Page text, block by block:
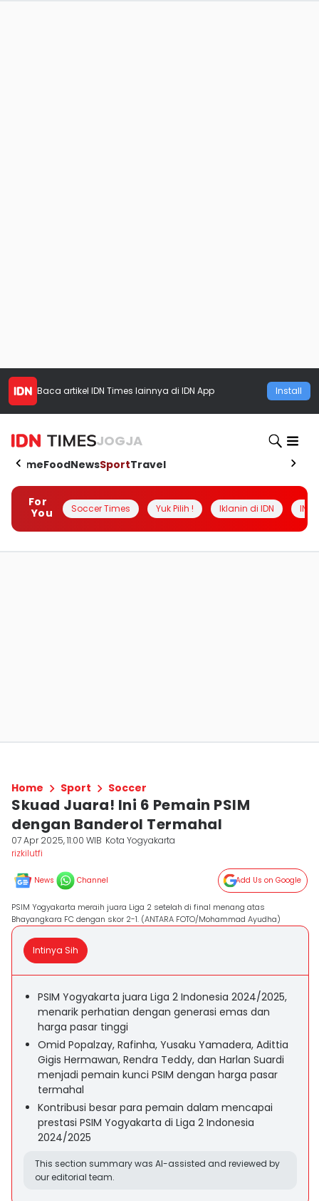
Baca artikel IDN Times lainnya di IDN App Install
JOGJA
HomeFoodNewsSportTravel
For
You
Soccer Times Yuk Pilih ! Iklanin di IDN
Home Sport Soccer
Skuad Juara! Ini 6 Pemain PSIM
dengan Banderol Termahal
07 Apr 2025, 11:00 WIB Kota Yogyakarta
rizkilutfi
News Channel Add Us on Google
PSIM Yogyakarta meraih juara Liga 2 setelah di final menang atas
Bhayangkara FC dengan skor 2-1. (ANTARA FOTO/Mohammad Ayudha)
Intinya Sih
PSIM Yogyakarta juara Liga 2 Indonesia 2024/2025,
menarik perhatian dengan generasi emas dan
harga pasar tinggi
Omid Popalzay, Rafinha, Yusaku Yamadera, Adittia
Gigis Hermawan, Rendra Teddy, dan Harlan Suardi
menjadi pemain kunci PSIM dengan harga pasar
termahal
Kontribusi besar para pemain dalam mencapai
prestasi PSIM Yogyakarta di Liga 2 Indonesia
2024/2025
This section summary was AI-assisted and reviewed by
our editorial team.